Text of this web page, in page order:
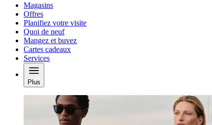
Magasins
Offres
Planifiez votre visite
Quoi de neuf
Mangez et buvez
Cartes cadeaux
Services
Plus